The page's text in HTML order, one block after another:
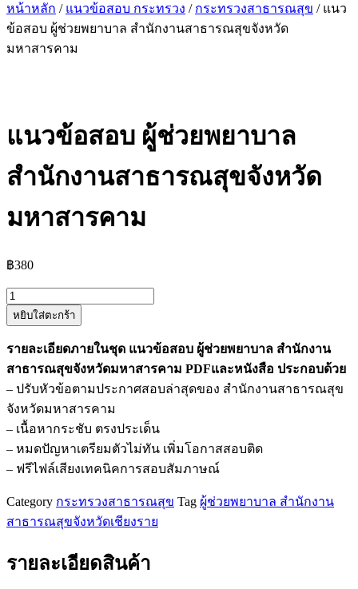
หน้าหลัก / แนวข้อสอบ กระทรวง / กระทรวงสาธารณสุข / แนว
ข้อสอบ ผู้ช่วยพยาบาล สำนักงานสาธารณสุขจังหวัด
มหาสารคาม
แนวข้อสอบ ผู้ช่วยพยาบาล
สำนักงานสาธารณสุขจังหวัด
มหาสารคาม
฿380
จำนวน
แนว
ผู้
ช่วย
พยาบาล
สำนักงาน
สาธารณสุข
จังหวัด
มหาสารคาม
ชิ้น
หยิบใส่ตะกร้า
รายละเอียดภายในชุด แนวข้อสอบ ผู้ช่วยพยาบาล สำนักงาน
สาธารณสุขจังหวัดมหาสารคาม PDFและหนังสือ ประกอบด้วย
– ปรับหัวข้อตามประกาศสอบล่าสุดของ สำนักงานสาธารณสุข
จังหวัดมหาสารคาม
– เนื้อหากระชับ ตรงประเด็น
– หมดปัญหาเตรียมตัวไม่ทัน เพิ่มโอกาสสอบติด
– ฟรีไฟล์เสียงเทคนิคการสอบสัมภาษณ์
Category กระทรวงสาธารณสุข Tag ผู้ช่วยพยาบาล สำนักงาน
สาธารณสุขจังหวัดเชียงราย
รายละเอียดสินค้า